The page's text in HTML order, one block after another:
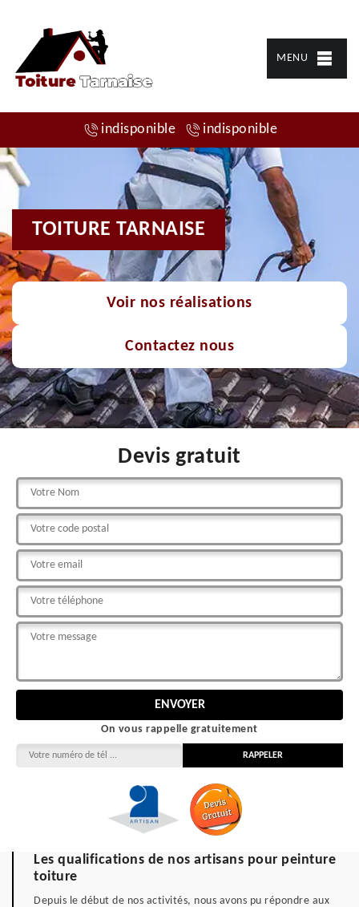
MENU
indisponible indisponible
TOITURE TARNAISE
Voir nos réalisations
Contactez nous
Devis gratuit
On vous rappelle gratuitement
Les qualifications de nos artisans pour peinture
toiture
Depuis le début de nos activités, nous avons pu répondre aux